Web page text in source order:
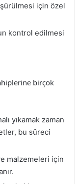
için özel
kontrol edilmesi
birçok
yıkamak zaman
bu süreci
malzemeleri için